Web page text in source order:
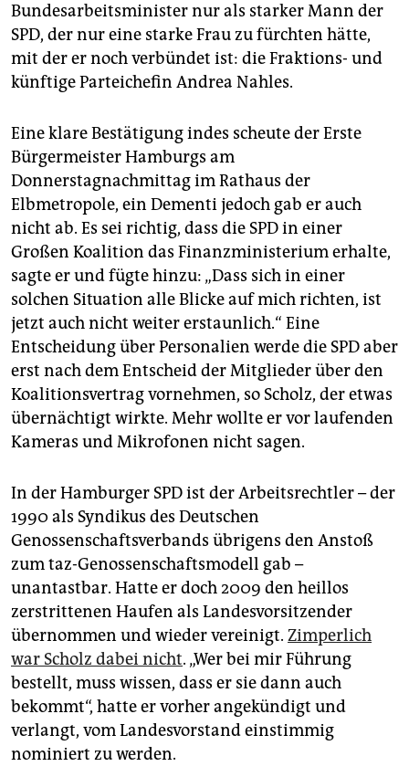
Bundesarbeitsminister nur als starker Mann der
SPD, der nur eine starke Frau zu fürchten hätte,
mit der er noch verbündet ist: die Fraktions- und
künftige Parteichefin Andrea Nahles.
Eine klare Bestätigung indes scheute der Erste
Bürgermeister Hamburgs am
Donnerstagnachmittag im Rathaus der
Elbmetropole, ein Dementi jedoch gab er auch
nicht ab. Es sei richtig, dass die SPD in einer
Großen Koalition das Finanzministerium erhalte,
sagte er und fügte hinzu: „Dass sich in einer
solchen Situation alle Blicke auf mich richten, ist
jetzt auch nicht weiter erstaunlich.“ Eine
Entscheidung über Personalien werde die SPD aber
erst nach dem Entscheid der Mitglieder über den
Koalitionsvertrag vornehmen, so Scholz, der etwas
übernächtigt wirkte. Mehr wollte er vor laufenden
Kameras und Mikrofonen nicht sagen.
In der Hamburger SPD ist der Arbeitsrechtler – der
1990 als Syndikus des Deutschen
Genossenschaftsverbands übrigens den Anstoß
zum taz-Genossenschaftsmodell gab –
unantastbar. Hatte er doch 2009 den heillos
zerstrittenen Haufen als Landesvorsitzender
übernommen und wieder vereinigt. Zimperlich
war Scholz dabei nicht. „Wer bei mir Führung
bestellt, muss wissen, dass er sie dann auch
bekommt“, hatte er vorher ange­kündigt und
verlangt, vom Landesvorstand einstimmig
nominiert zu werden.